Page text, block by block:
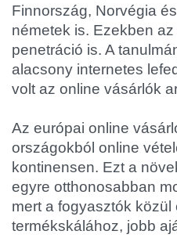
Finnország, Norvégia
németek is. Ezekben
penetráció is. A
alacsony internetes
volt az online vásárlók
Az európai online
országokból online
kontinensen. Ezt a
egyre otthonosabban
mert a fogyasztók
termékskálához, jobb